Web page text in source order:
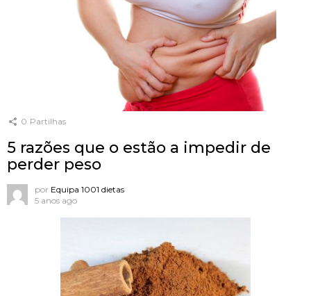
0 Partilhas
5 razões que o estão a impedir de
perder peso
por Equipa 1001 dietas
5 anos ago